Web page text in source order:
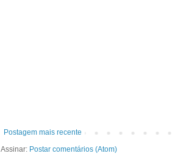
Postagem mais recente
Assinar: Postar comentários (Atom)